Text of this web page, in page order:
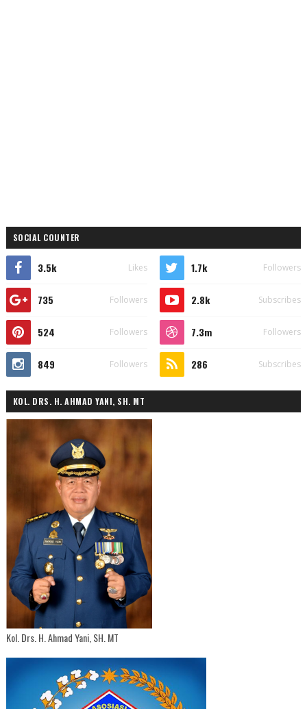
SOCIAL COUNTER
3.5k Likes 1.7k Followers
735 Followers 2.8k Subscribes
524 Followers 7.3m Followers
849 Followers 286 Subscribes
KOL. DRS. H. AHMAD YANI, SH. MT
Kol. Drs. H. Ahmad Yani, SH. MT